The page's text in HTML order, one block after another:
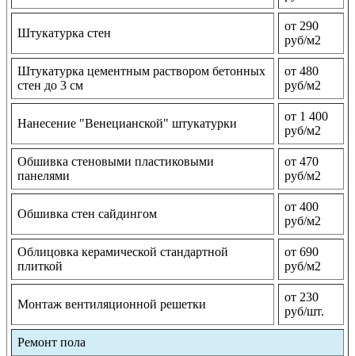
Штукатурка стен
от 290
руб/м2
Штукатурка цементным раствором бетонных
стен до 3 см
от 480
руб/м2
Нанесение "Венецианской" штукатурки
от 1 400
руб/м2
Обшивка стеновыми пластиковыми
панелями
от 470
руб/м2
Обшивка стен сайдингом
от 400
руб/м2
Облицовка керамической стандартной
плиткой
от 690
руб/м2
Монтаж вентиляционной решетки
от 230
руб/шт.
Ремонт пола